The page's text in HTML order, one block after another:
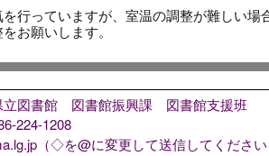
行っていますが、室温の調整が難しい場
お願いします。
立図書館 図書館振興課 図書館支援班
224-1208
（◇を@に変更して送信してください